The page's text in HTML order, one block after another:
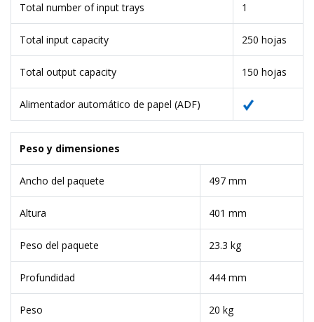
Total number of input trays 1
Total input capacity 250 hojas
Total output capacity 150 hojas
Alimentador automático de papel (ADF)
Peso y dimensiones
Ancho del paquete 497 mm
Altura 401 mm
Peso del paquete 23.3 kg
Profundidad 444 mm
Peso 20 kg